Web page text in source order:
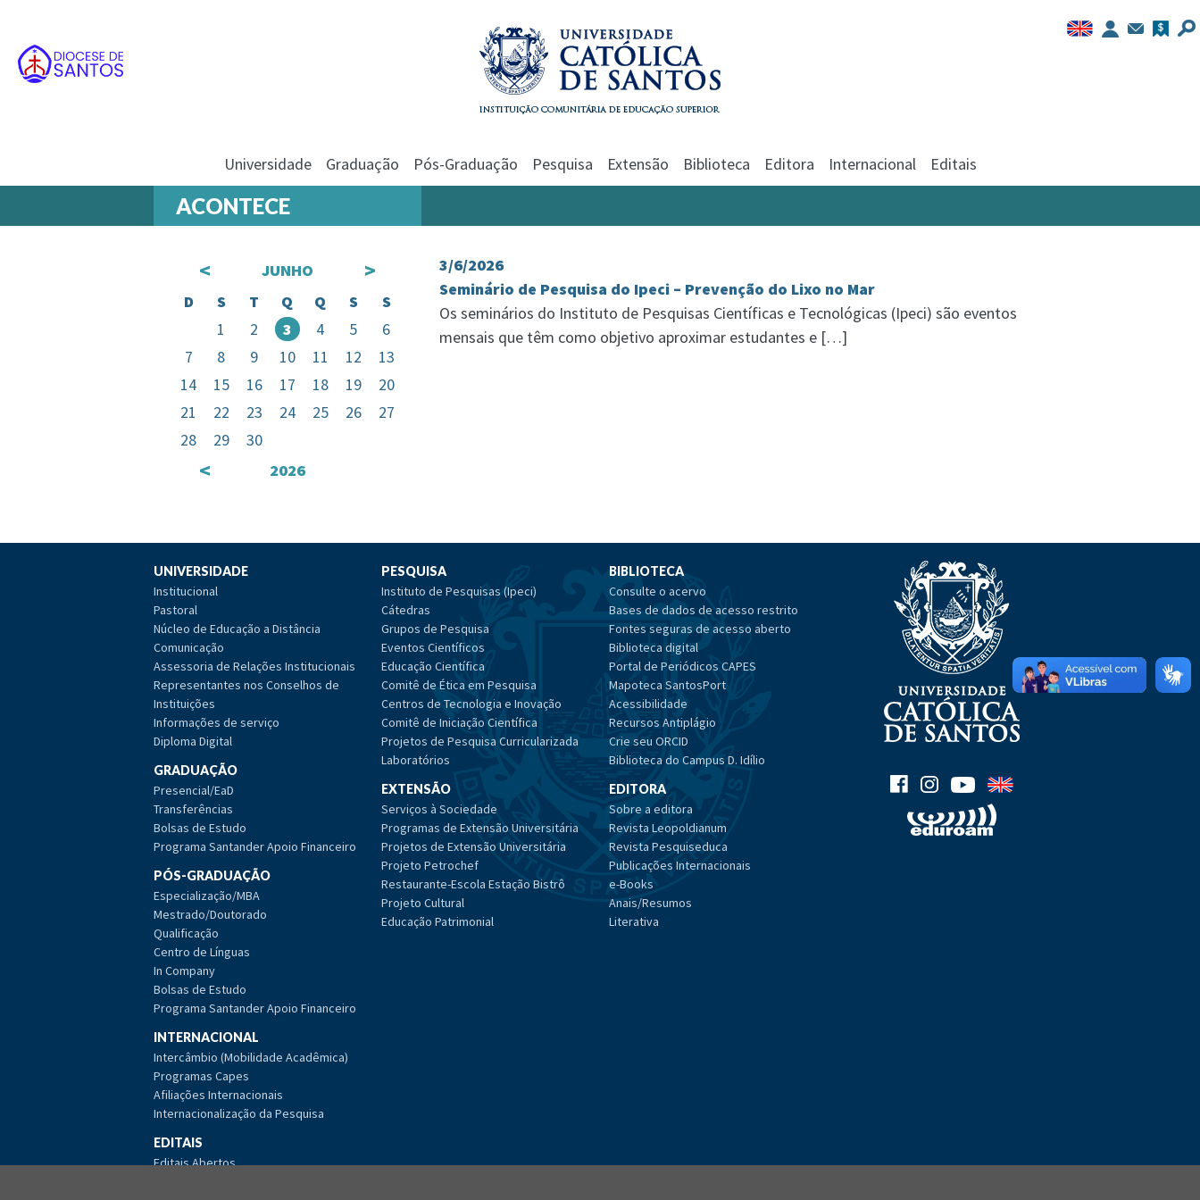
Universidade Graduação Pós-Graduação Pesquisa Extensão Biblioteca Editora Internacional Editais
ACONTECE
< JUNHO >
D S T Q Q S
S
1
2 3 4 5
6
7
8 9 10 11 12
13
14
15 16 17 18 19
20
21
22 23 24 25 26
27
28
29 30
< 2026
3/6/2026
Seminário de Pesquisa do Ipeci – Prevenção do Lixo no Mar
Os seminários do Instituto de Pesquisas Científicas e Tecnológicas (Ipeci) são eventos
mensais que têm como objetivo aproximar estudantes e […]
UNIVERSIDADE
Institucional
Pastoral
Núcleo de Educação a Distância
Comunicação
Assessoria de Relações Institucionais
Representantes nos Conselhos de
Instituições
Informações de serviço
Diploma Digital
GRADUAÇÃO
Presencial/EaD
Transferências
Bolsas de Estudo
Programa Santander Apoio Financeiro
PÓS-GRADUAÇÃO
Especialização/MBA
Mestrado/Doutorado
Qualificação
Centro de Línguas
In Company
Bolsas de Estudo
Programa Santander Apoio Financeiro
PESQUISA
Instituto de Pesquisas (Ipeci)
Cátedras
Grupos de Pesquisa
Eventos Científicos
Educação Científica
Comitê de Ética em Pesquisa
Centros de Tecnologia e Inovação
Comitê de Iniciação Científica
Projetos de Pesquisa Curricularizada
Laboratórios
EXTENSÃO
Serviços à Sociedade
Programas de Extensão Universitária
Projetos de Extensão Universitária
Projeto Petrochef
Restaurante-Escola Estação Bistrô
Projeto Cultural
Educação Patrimonial
BIBLIOTECA
Consulte o acervo
Bases de dados de acesso restrito
Fontes seguras de acesso aberto
Biblioteca digital
Portal de Periódicos CAPES
Mapoteca SantosPort
Acessibilidade
Recursos Antiplágio
Crie seu ORCID
Biblioteca do Campus D. Idílio
EDITORA
Sobre a editora
Revista Leopoldianum
Revista Pesquiseduca
Publicações Internacionais
e-Books
Anais/Resumos
Literativa
INTERNACIONAL
Intercâmbio (Mobilidade Acadêmica)
Programas Capes
Afiliações Internacionais
Internacionalização da Pesquisa
EDITAIS
Editais Abertos